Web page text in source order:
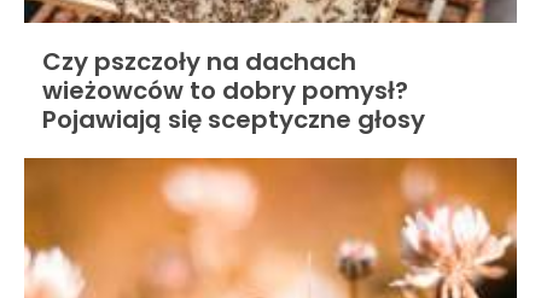
Czy pszczoły na dachach
wieżowców to dobry pomysł?
Pojawiają się sceptyczne głosy